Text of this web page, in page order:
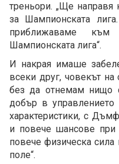
треньори. „Ще направя
за Шампионската
приближаваме
Шампионската лига“.
И накрая имаше
всеки друг, човекът
без да отнемам нищо
добър в управлението
характеристики, с
и повече шансове при
повече физическа сила
поле“.